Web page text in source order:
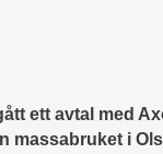
ett avtal med
massabruket i